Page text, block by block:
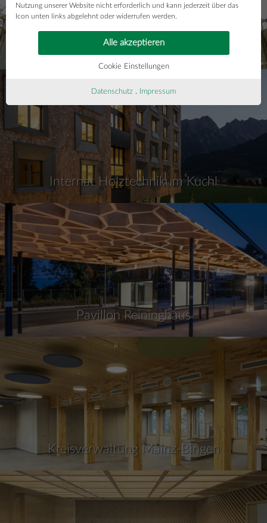
Anzac Station Melbourne
Internat Holztechnikum Kuchl
Pavillon Reininghaus
Kreisverwaltung Mainz-Bingen
Nutzung unserer Website nicht erforderlich und kann jederzeit über das
Icon unten links abgelehnt oder widerrufen werden.
Cookie Einstellungen
Alle akzeptieren
Datenschutz Impressum